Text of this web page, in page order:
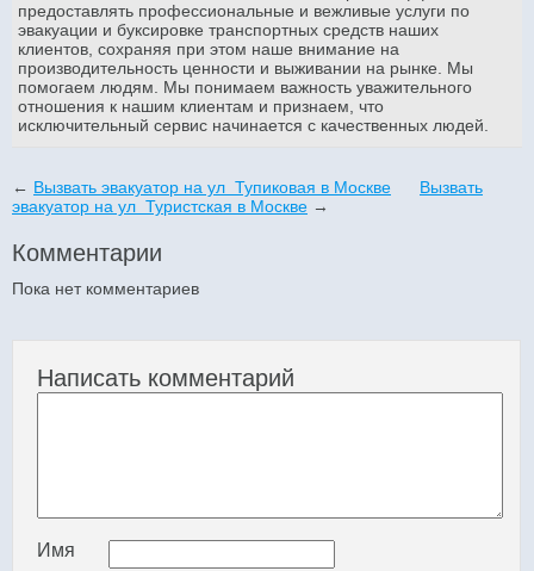
предоставлять профессиональные и вежливые услуги по
эвакуации и буксировке транспортных средств наших
клиентов, сохраняя при этом наше внимание на
производительность ценности и выживании на рынке. Мы
помогаем людям. Мы понимаем важность уважительного
отношения к нашим клиентам и признаем, что
исключительный сервис начинается с качественных людей.
← Вызвать эвакуатор на ул Тупиковая в Москве
Вызвать
эвакуатор на ул Туристская в Москве →
Комментарии
Пока нет комментариев
Написать комментарий
Имя